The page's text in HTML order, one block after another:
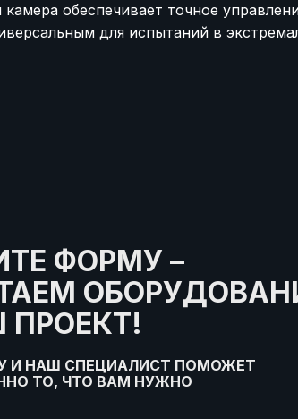
камера обеспечивает точное
для испытаний в
И НАШ СПЕЦИАЛИСТ ПОМОЖЕТ
ТО, ЧТО ВАМ НУЖНО
ФОРМУ –